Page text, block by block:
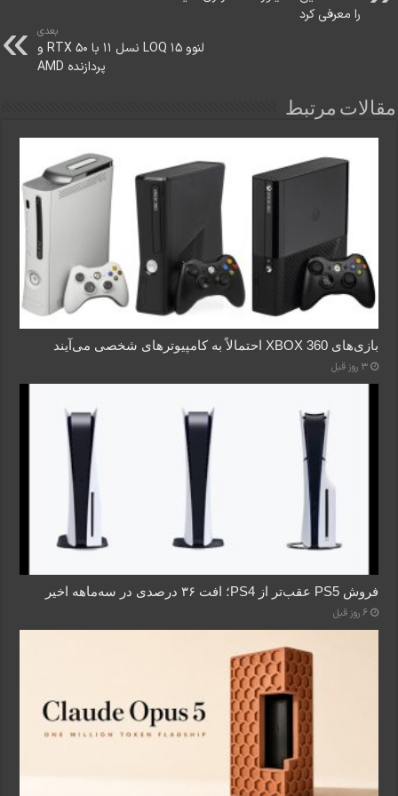
را معرفی کرد
بعدی
لنوو LOQ 15 نسل ۱۱ با RTX 50 و
پردازنده AMD
مقالات مرتبط
بازی‌های XBOX 360 احتمالاً به کامپیوترهای شخصی می‌آیند
3 روز قبل
فروش PS5 عقب‌تر از PS4؛ افت ۳۶ درصدی در سه‌ماهه اخیر
6 روز قبل